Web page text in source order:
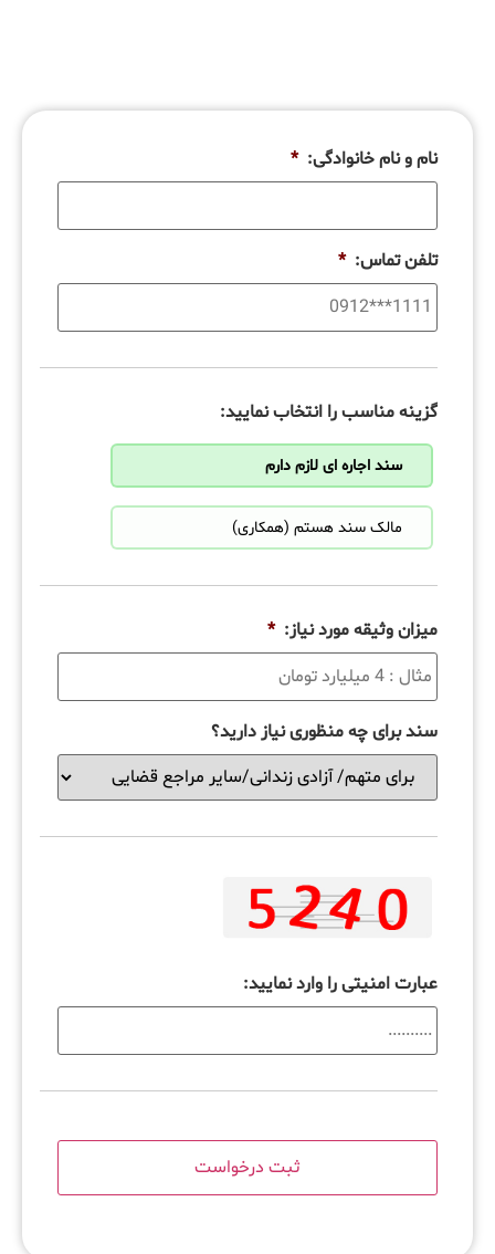
نام و نام خانوادگی: *
تلفن تماس: *
گزینه مناسب را انتخاب نمایید:
سند اجاره ای لازم دارم
مالک سند هستم (همکاری)
میزان وثیقه مورد نیاز: *
سند برای چه منظوری نیاز دارید؟
عبارت امنیتی را وارد نمایید: